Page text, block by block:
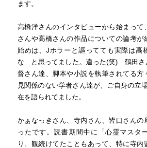
ます。
高橋洋さんのインタビューから始まって
さんや高橋さんの作品についての論考が
始めは、Jホラーと謳ってても実際は高
な…と思ってました。違った(笑) 鶴田さ
督さん達、脚本や小説を執筆されてる方
見関係のない学者さん達が、ご自身の立
在を語られてました。
かぁなっきさん、寺内さん、皆口さんの
ったです。読書期間中に「心霊マスタ
り、観続けてたこともあって、特に寺内